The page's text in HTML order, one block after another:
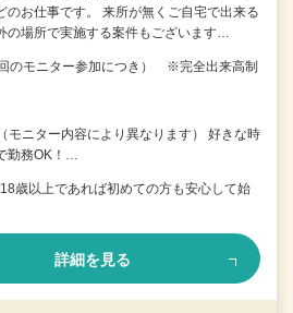
のお仕事です。 来所が無くご自宅で出来る
の場所で実施する案件もございます…
のモニター参加につき） ※完全出来高制
モニター内容により異なります） 好きな時
勤務OK！…
歳以上であれば初めての方も安心して始
詳細を見る